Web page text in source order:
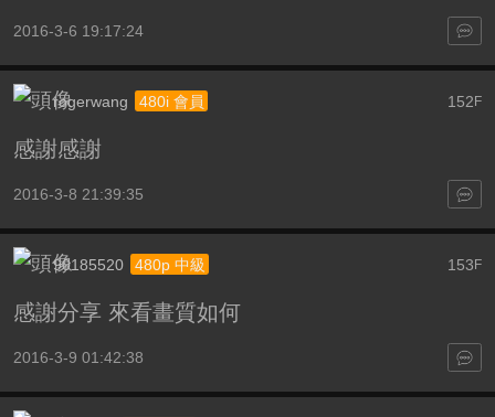
2016-3-6 19:17:24
152F
rogerwang 480i 會員
感謝感謝
2016-3-8 21:39:35
153F
90185520 480p 中級
感謝分享 來看畫質如何
2016-3-9 01:42:38